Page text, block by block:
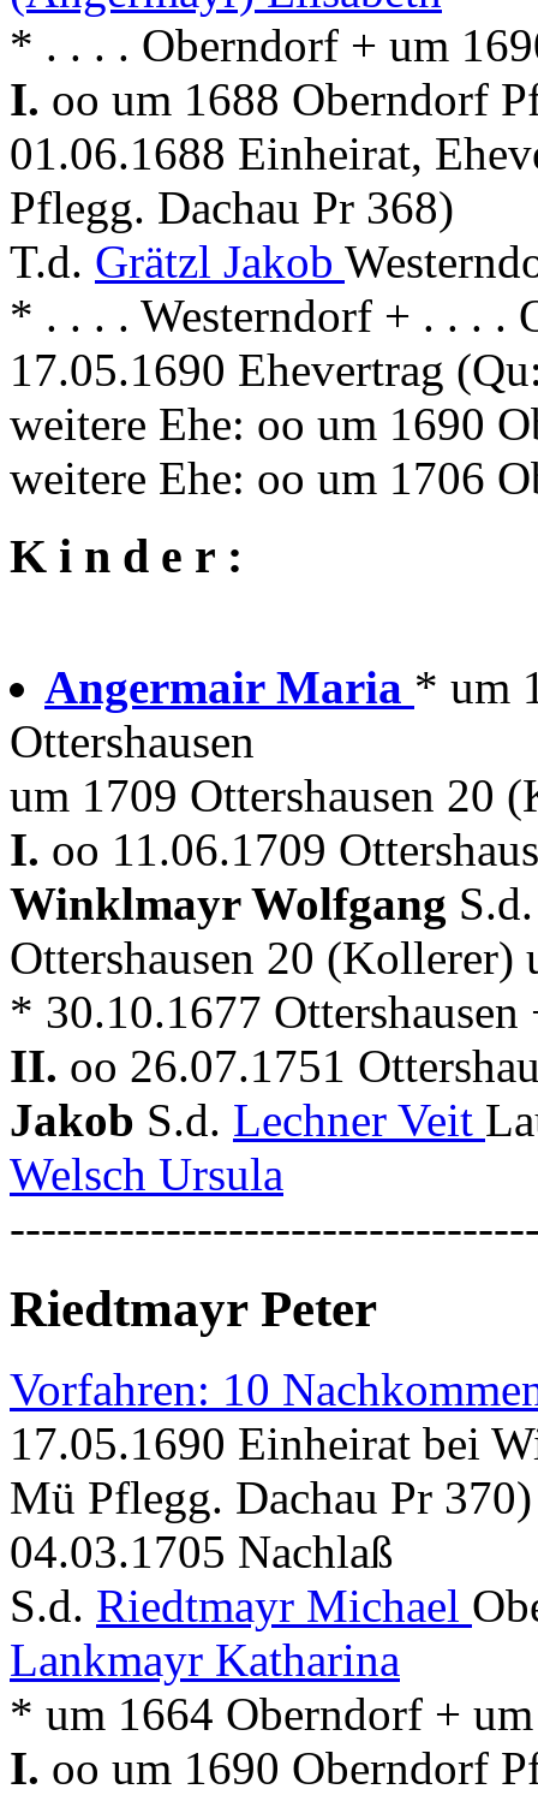
* . . . . Oberndorf + um
I. oo um 1688 Oberndorf
01.06.1688 Einheirat,
Pflegg. Dachau Pr 368)
T.d. Grätzl Jakob
* . . . . Westerndorf + . . . .
17.05.1690 Ehevertrag
weitere Ehe: oo um 1690
weitere Ehe: oo um 1706
K i n d e r :
Angermair Maria * um
Ottershausen
um 1709 Ottershausen 20
I. oo 11.06.1709
Winklmayr Wolfgang
Ottershausen 20 (Kollerer)
* 30.10.1677
II. oo 26.07.1751
Jakob S.d. Lechner Veit
Welsch Ursula
Riedtmayr Peter
Vorfahren: 10
17.05.1690 Einheirat bei
Mü Pflegg. Dachau Pr 370)
04.03.1705 Nachlaß
S.d. Riedtmayr Michael
Lankmayr Katharina
* um 1664 Oberndorf +
I. oo um 1690 Oberndorf